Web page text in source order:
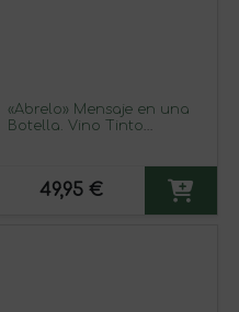
«Ábrelo» Mensaje en una
Botella. Vino Tinto
49,95 €